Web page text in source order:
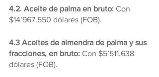
4.2. Aceite de palma en bruto: Con
$14’967.550 dólares (FOB).
4.3 Aceites de almendra de palma y sus
fracciones, en bruto: Con $5’511.638
dólares (FOB).